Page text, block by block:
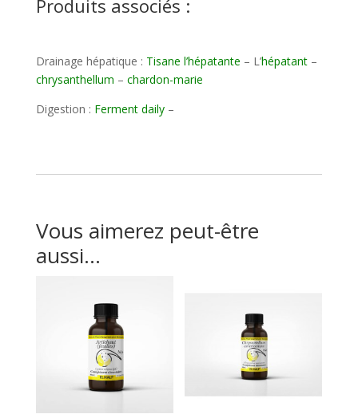
Produits associés :
Drainage hépatique : Tisane l’hépatante – L’hépatant–
chrysanthellum – chardon-marie
Digestion : Ferment daily–
Vous aimerez peut-être
aussi…